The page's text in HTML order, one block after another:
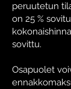
peruutetun
on 25 %
sovittu.
Osapuolet